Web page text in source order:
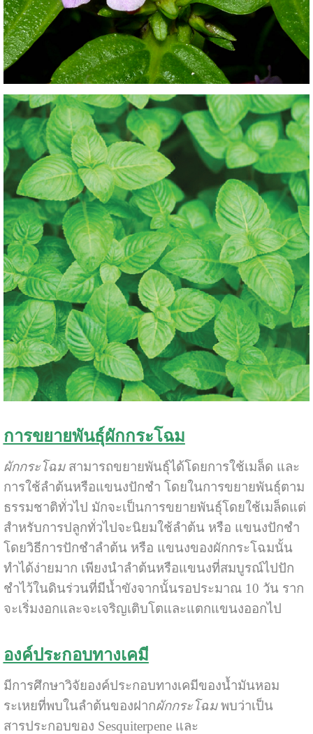
การขยายพันธุ์ผักกระโฉม
ผักกระโฉมสามารถขยายพันธุ์ได้โดยการใช้เมล็ด และ
การใช้ลำต้นหรือแขนงปักชำ โดยในการขยายพันธุ์ตาม
ธรรมชาติทั่วไป มักจะเป็นการขยายพันธุ์โดยใช้เมล็ดแต่
สำหรับการปลูกทั่วไปจะนิยมใช้ลำต้น หรือ แขนงปักชำ
โดยวิธีการปักชำลำต้น หรือ แขนงของผักกระโฉมนั้น
ทำได้ง่ายมาก เพียงนำลำต้นหรือแขนงที่สมบูรณ์ไปปัก
ชำไว้ในดินร่วนที่มีน้ำขังจากนั้นรอประมาณ 10 วัน ราก
จะเริ่มงอกและจะเจริญเติบโตและแตกแขนงออกไป
องค์ประกอบทางเคมี
มีการศึกษาวิจัยองค์ประกอบทางเคมีของน้ำมันหอม
ระเหยที่พบในลำต้นของฝากผักกระโฉมพบว่าเป็น
สารประกอบของ Sesquiterpene และ